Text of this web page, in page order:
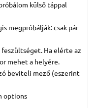
külső táppal
megpróbálják: csak pár
Ha elérte az
mehet a helyére.
beviteli mező (eszerint
options